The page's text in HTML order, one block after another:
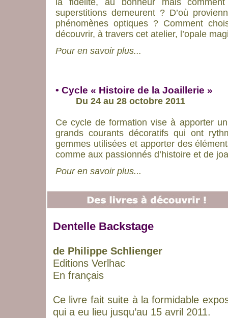
la fidélité, au bonheur mais
superstitions demeurent ? D’où
phénomènes optiques ? Comment
découvrir, à travers cet atelier, l’opale
Pour en savoir plus...
• Cycle « Histoire de la Joaillerie »
Du 24 au 28 octobre 2011
Ce cycle de formation vise à apporter
grands courants décoratifs qui ont
gemmes utilisées et apporter des
comme aux passionnés d’histoire et de
Pour en savoir plus...
Dentelle Backstage
de Philippe Schlienger
Editions Verlhac
En français
Ce livre fait suite à la formidable
qui a eu lieu jusqu’au 15 avril 2011.